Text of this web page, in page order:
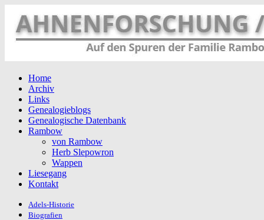
Home
Archiv
Links
Genealogieblogs
Genealogische Datenbank
Rambow
von Rambow
Herb Slepowron
Wappen
Liesegang
Kontakt
Adels-Historie
Biografien